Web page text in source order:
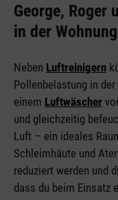
George, Roger
in der
Neben Luftreinigern
Pollenbelastung in
einem Luftwäscher
und gleichzeitig
Luft – ein ideales
Schleimhäute und
reduziert werden und
dass du beim Einsatz